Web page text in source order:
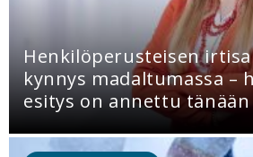
Henkilöperusteisen
kynnys madaltumassa –
esitys on annettu tänään